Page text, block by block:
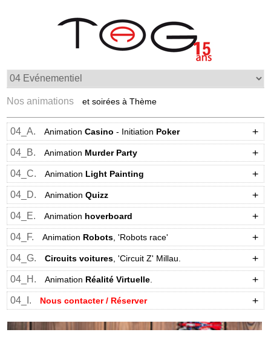
Nos animations et soirées à Thème
04_A. AnimationCasino - Initiation Poker
04_B. Animation Murder Party
04_C. Animation Light Painting
04_D. AnimationQuizz
04_E. Animation hoverboard
04_F. Animation Robots, 'Robots race'
04_G. Circuits voitures, 'Circuit Z' Millau.
04_H. Animation Réalité Virtuelle.
04_I. Nous contacter / Réserver